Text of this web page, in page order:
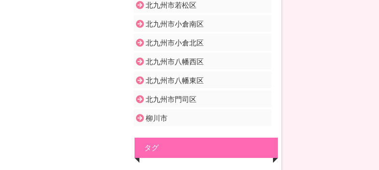
北九州市若松区
北九州市小倉南区
北九州市小倉北区
北九州市八幡西区
北九州市八幡東区
北九州市門司区
柳川市
タグ